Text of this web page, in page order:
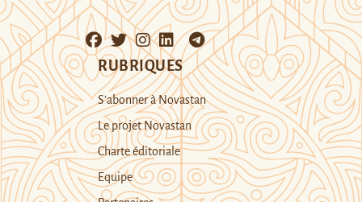
RUBRIQUES
S’abonner à Novastan
Le projet Novastan
Charte éditoriale
Equipe